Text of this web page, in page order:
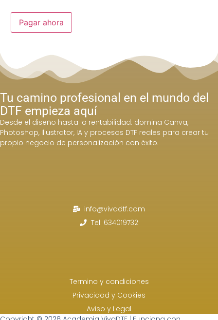
Pagar ahora
Tu camino profesional en el mundo del
DTF empieza aquí
Desde el diseño hasta la rentabilidad: domina Canva,
Photoshop, Illustrator, IA y procesos DTF reales para crear tu
propio negocio de personalización con éxito.
info@vivadtf.com
Tel: 634019732
Termino y condiciones
Privacidad y Cookies
Aviso y Legal